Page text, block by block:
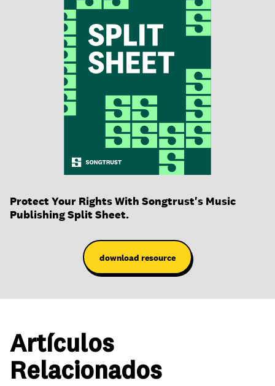
Protect Your Rights With Songtrust's Music
Publishing Split Sheet.
download resource
Artículos
Relacionados